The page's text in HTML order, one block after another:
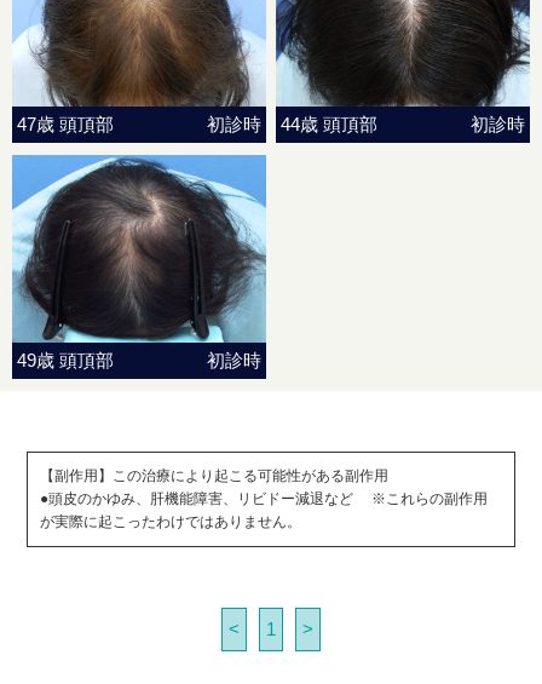
47歳 頭頂部 初診時 44歳 頭頂部 初診時
49歳 頭頂部 初診時
【副作用】この治療により起こる可能性がある副作用
●頭皮のかゆみ、肝機能障害、リビドー減退など ※これらの副作用
が実際に起こったわけではありません。
< 1 >